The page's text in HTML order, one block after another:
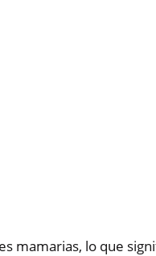
mamarias, lo que